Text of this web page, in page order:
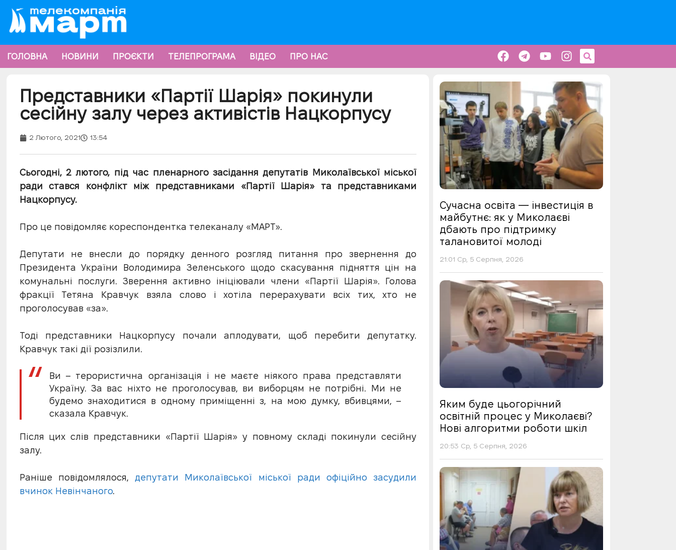
ГОЛОВНА НОВИНИ ПРОЄКТИ ТЕЛЕПРОГРАМА ВІДЕО ПРО НАС
Представники «Партії Шарія» покинули
сесійну залу через активістів Нацкорпусу
2 Лютого, 2021 13:54
Сьогодні, 2 лютого, під час пленарного засідання депутатів Миколаївської міської
ради стався конфлікт між представниками «Партії Шарія» та представниками
Нацкорпусу.
Про це повідомляє кореспондентка телеканалу «МАРТ».
Депутати не внесли до порядку денного розгляд питання про звернення до
Президента України Володимира Зеленського щодо скасування підняття цін на
комунальні послуги. Зверення активно ініціювали члени «Партії Шарія». Голова
фракції Тетяна Кравчук взяла слово і хотіла перерахувати всіх тих, хто не
проголосував «за».
Тоді представники Нацкорпусу почали аплодувати, щоб перебити депутатку.
Кравчук такі дії розізлили.
Ви – терористична організація і не маєте ніякого права представляти
Україну. За вас ніхто не проголосував, ви виборцям не потрібні. Ми не
будемо знаходитися в одному приміщенні з, на мою думку, вбивцями, –
сказала Кравчук.
Після цих слів представники «Партії Шарія» у повному складі покинули сесійну
залу.
Раніше повідомлялося,депутати Миколаївської міської ради офіційно засудили
вчинок Невінчаного.
Сучасна освіта — інвестиція в
майбутнє: як у Миколаєві
дбають про підтримку
талановитої молоді
21:01 Ср, 5 Серпня, 2026
Яким буде цьогорічний
освітній процес у Миколаєві?
Нові алгоритми роботи шкіл
20:53 Ср, 5 Серпня, 2026